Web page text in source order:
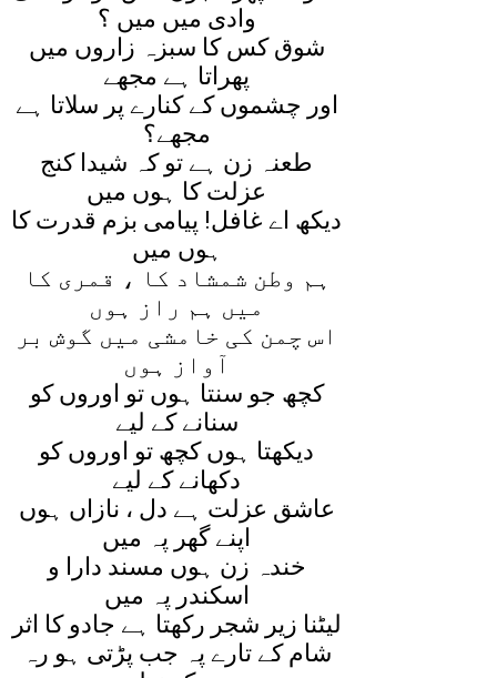
وادی ميں ميں ؟
شوق کس کا سبزہ زاروں ميں
پھراتا ہے مجھے
اور چشموں کے کنارے پر سلاتا ہے
مجھے؟
طعنہ زن ہے تو کہ شيدا کنج
عزلت کا ہوں ميں
ديکھ اے غافل! پيامی بزم قدرت کا
ہوں ميں
ہم وطن شمشاد کا ، قمری کا
ميں ہم راز ہوں
اس چمن کی خامشی ميں گوش بر
آواز ہوں
کچھ جو سنتا ہوں تو اوروں کو
سنانے کے ليے
ديکھتا ہوں کچھ تو اوروں کو
دکھانے کے ليے
عاشق عزلت ہے دل ، نازاں ہوں
اپنے گھر پہ ميں
خندہ زن ہوں مسند دارا و
اسکندر پہ ميں
ليٹنا زير شجر رکھتا ہے جادو کا اثر
شام کے تارے پہ جب پڑتی ہو رہ